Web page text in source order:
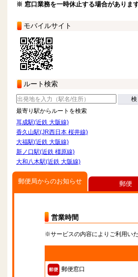
※ 窓口業務を一時休止する場合があります
モバイルサイト
ルート検索
最寄り駅からルートを検索
耳成駅(近鉄 大阪線)
香久山駅(JR西日本 桜井線)
大福駅(近鉄 大阪線)
新ノ口駅(近鉄 橿原線)
大和八木駅(近鉄 大阪線)
郵便局からのお知らせ
営業時間
※サービスの内容によりご利用い
郵便窓口
郵便